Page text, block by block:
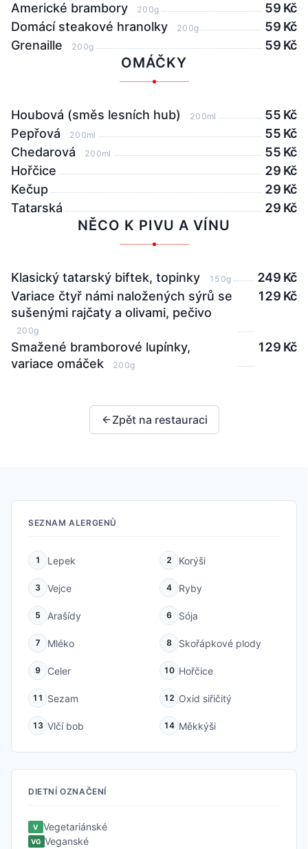
Americké brambory 200g
59 Kč
Domácí steakové hranolky
200g
59 Kč
Grenaille
200g 59 Kč
OMÁČKY
Houbová (směs lesních hub) 200ml
55 Kč
Pepřová
200ml
55 Kč
Chedarová
200ml
55 Kč
Hořčice
29 Kč
Kečup
29 Kč
Tatarská
29 Kč
NĚCO K PIVU A VÍNU
Klasický tatarský biftek, topinky 150g
249 Kč
Variace čtyř námi naložených sýrů se
sušenými rajčaty a olivami, pečivo
200g
129 Kč
Smažené bramborové lupínky,
variace omáček
200g
129 Kč
Zpět na restauraci
SEZNAM ALERGENŮ
1 Lepek 2 Korýši
3 Vejce 4 Ryby
5 Arašídy 6 Sója
7 Mléko 8 Skořápkové plody
9 Celer 10 Hořčice
11 Sezam 12 Oxid siřičitý
13 Vlčí bob 14 Měkkýši
DIETNÍ OZNAČENÍ
V Vegetariánské
VG Veganské